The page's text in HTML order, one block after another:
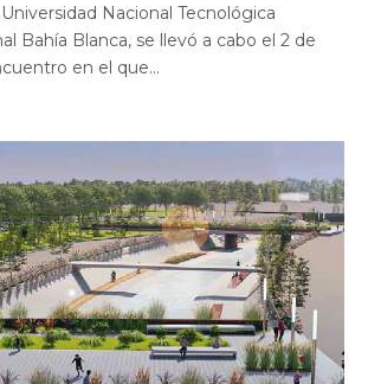
Nacional Tecnológica
Bahía Blanca, se llevó a cabo el 2 de
en el que...